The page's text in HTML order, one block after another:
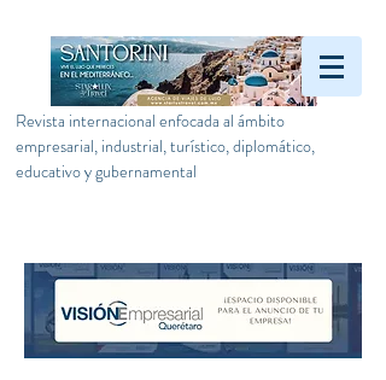
Revista internacional enfocada al ámbito
empresarial, industrial, turístico, diplomático,
educativo y gubernamental